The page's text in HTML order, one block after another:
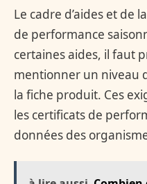
Le cadre d’aides et de
de performance
certaines aides, il faut
mentionner un niveau
la fiche produit. Ces
les certificats de
données des